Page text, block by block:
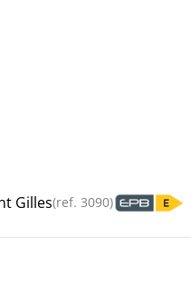
Gilles(ref. 3090)